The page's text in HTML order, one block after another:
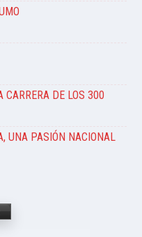
CARRERA DE LOS 300
UNA PASIÓN NACIONAL